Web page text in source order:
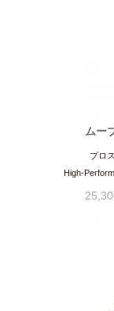
ムー
プロ
High-